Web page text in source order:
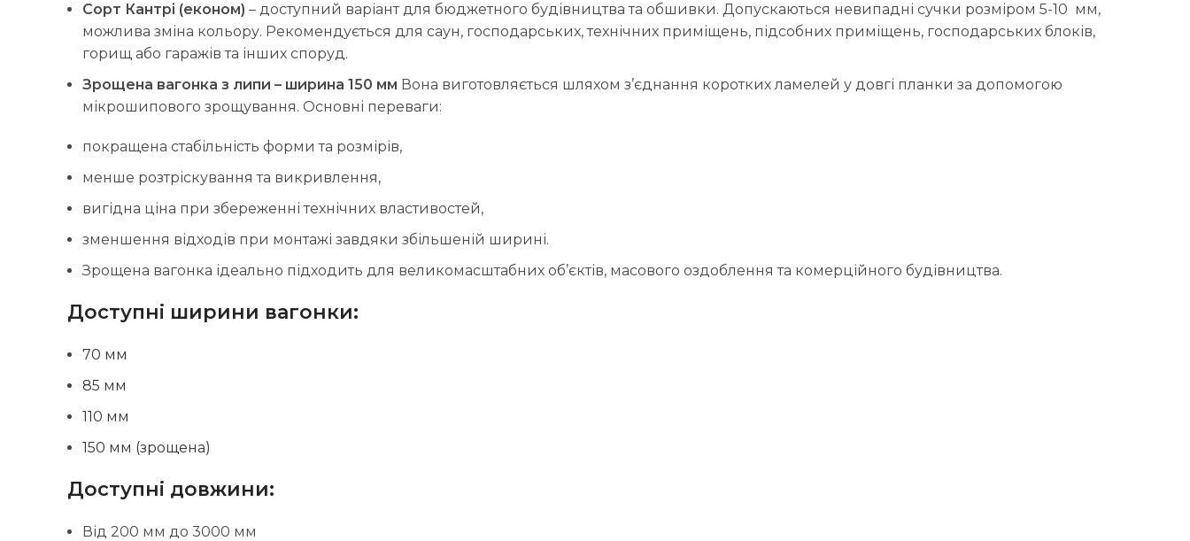
Сорт Кантрі (економ) – доступний варіант для бюджетного будівництва та обшивки. Допускаються невипадні сучки розміром 5-10 мм,
можлива зміна кольору. Рекомендується для саун, господарських, технічних приміщень, підсобних приміщень, господарських блоків,
горищ або гаражів та інших споруд.
Зрощена вагонка з липи – ширина 150 мм Вона виготовляється шляхом з’єднання коротких ламелей у довгі планки за допомогою
мікрошипового зрощування. Основні переваги:
покращена стабільність форми та розмірів,
менше розтріскування та викривлення,
вигідна ціна при збереженні технічних властивостей,
зменшення відходів при монтажі завдяки збільшеній ширині.
Зрощена вагонка ідеально підходить для великомасштабних об’єктів, масового оздоблення та комерційного будівництва.
Доступні ширини вагонки:
70 мм
85 мм
110 мм
150 мм (зрощена)
Доступні довжини:
Від 200 мм до 3000 мм